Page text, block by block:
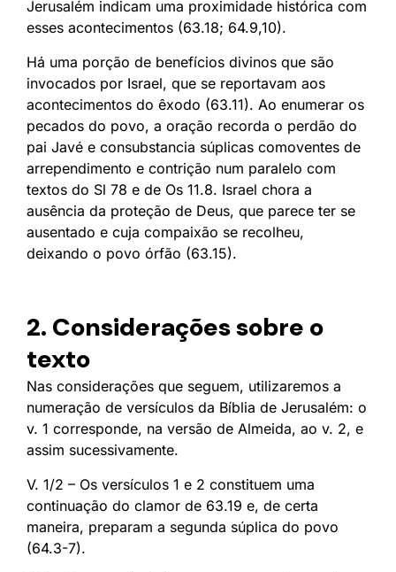
Jerusalém indicam uma proximidade histórica com
esses acontecimentos (63.18; 64.9,10).
Há uma porção de benefícios divinos que são
invocados por Israel, que se reportavam aos
acontecimentos do êxodo (63.11). Ao enumerar os
pecados do povo, a oração recorda o perdão do
pai Javé e consubstancia súplicas comoventes de
arrependimento e contrição num paralelo com
textos do Sl 78 e de Os 11.8. Israel chora a
ausência da proteção de Deus, que parece ter se
ausentado e cuja compaixão se recolheu,
deixando o povo órfão (63.15).
2. Considerações sobre o
texto
Nas considerações que seguem, utilizaremos a
numeração de versículos da Bíblia de Jerusalém: o
v. 1 corresponde, na versão de Almeida, ao v. 2, e
assim sucessivamente.
V. 1/2 – Os versículos 1 e 2 constituem uma
continuação do clamor de 63.19 e, de certa
maneira, preparam a segunda súplica do povo
(64.3-7).